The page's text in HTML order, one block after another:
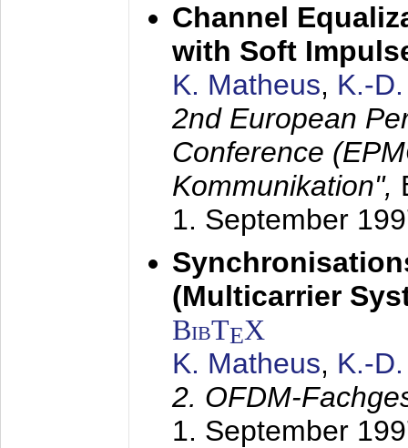
Channel
with Soft
K. Matheus, K.-
2nd European
Conference
Kommunikation",
1. September
(Multicarrier
BibTEX
K. Matheus, K.-
2. OFDM-
1. September